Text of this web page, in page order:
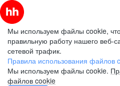
Мы используем файлы cookie,
правильную работу нашего веб-
сетевой трафик.
Правила использования файлов
Мы используем файлы cookie.
файлов cookie